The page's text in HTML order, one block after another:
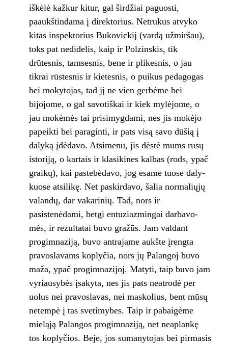
iškėlė kažkur kitur, gal širdžiai paguosti,
paaukštindama į di­rektorius. Netrukus atvyko
kitas inspektorius Bukovickij (vardą užmiršau),
toks pat nedidelis, kaip ir Polzinskis, tik
drūtesnis, tamsesnis, bene ir plikesnis, o jau
tikrai rūstesnis ir kietesnis, o puikus pedagogas
bei mokytojas, tad jį ne vien gerbėme bei
bijojome, o gal sa­votiškai ir kiek mylėjome, o
jau mokėmės tai prisimygdami, nes jis mokėjo
papeikti bei pa­raginti, ir pats visą savo dūšią į
dalyką įdėda­vo. Atsimenu, jis dėstė mums rusų
istoriją, o kartais ir klasikines kalbas (rods, ypač
grai­kų), kai pastebėdavo, jog esame tuose daly­
kuose atsilikę. Net paskirdavo, šalia norma­liųjų
valandų, dar vakarinių. Tad, nors ir
pasistenėdami, betgi entuziazmingai darbavo­
mės, ir rezultatai buvo gražūs. Jam valdant
progimnaziją, buvo antrajame aukšte įrengta
pravoslavams koplyčia, nors jų Palangoj buvo
maža, ypač progimnazijoj. Matyti, taip buvo jam
vyriausybės įsakyta, nes jis pats neatrodė per
uolus nei pravoslavas, nei maskolius, bent mūsų
netempė į tas svetimybes. Taip ir pabai­gėme
mieląją Palangos progimnaziją, net ne­aplankę
tos koplyčios. Beje, jos sumanytojas bei pirmasis